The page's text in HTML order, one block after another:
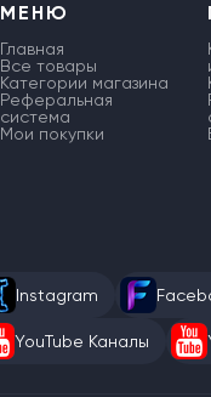
МЕНЮ
Главная
Все товары
Категории магазина
Реферальная
система
Мои покупки
Instagram
YouTube Каналы